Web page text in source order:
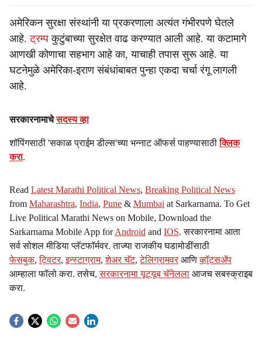
अमेरिकन सुरक्षा संस्थांनी या प्रकरणाला अत्यंत गंभीरपणे घेतले
आहे.ट्रम्प कुटुंबाच्या सुरक्षेत वाढ करण्यात आली आहे. या कटामागे
आणखी कोणाचा सहभाग आहे का, याचाही तपास सुरू आहे. या
घटनेमुळे अमेरिका-इराण संबंधांबाबत पुन्हा एकदा चर्चा रंगू लागली
आहे.
सरकारनामाचेसदस्य व्हा
शॉपिंगसाठी 'सकाळ प्राईम डील्स'च्या भन्नाट ऑफर्स पाहण्यासाठीक्लिक
करा.
Read Latest Marathi Political News, Breaking Political News
from Maharashtra, India, Pune & Mumbai at Sarkarnama. To Get
Live Political Marathi News on Mobile, Download the
Sarkarnama Mobile App forAndroid and IOS. सरकारनामा आता
सर्व सोशल मीडिया प्लॅटफॉर्मवर. ताज्या राजकीय घडामोडींसाठी
फेसबुक,ट्विटर,इन्स्टाग्राम,शेअर चॅट,टेलिग्रामवर आणिव्हॉट्सॲप
आम्हाला फॉलो करा. तसेच,सरकारनामा यूट्यूब चॅनेलला आजच सबस्क्राइब
करा.